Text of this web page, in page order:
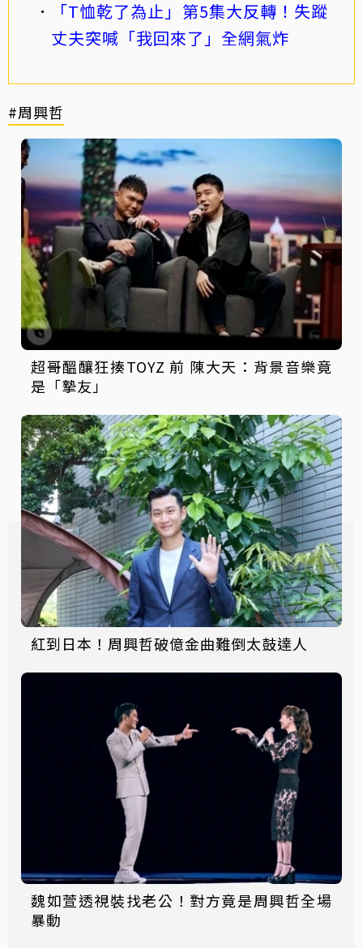
「T恤乾了為止」第5集大反轉！失蹤
丈夫突喊「我回來了」全網氣炸
#周興哲
超哥醞釀狂揍TOYZ 前 陳大天：背景音樂竟
是「摯友」
紅到日本！周興哲破億金曲難倒太鼓達人
魏如萱透視裝找老公！對方竟是周興哲全場
暴動